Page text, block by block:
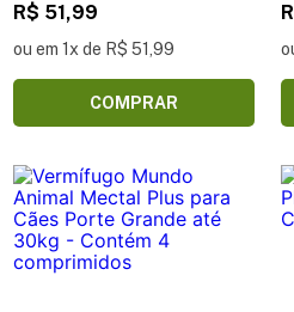
R$ 51,99
ou em 1x de R$ 51,99
COMPRAR